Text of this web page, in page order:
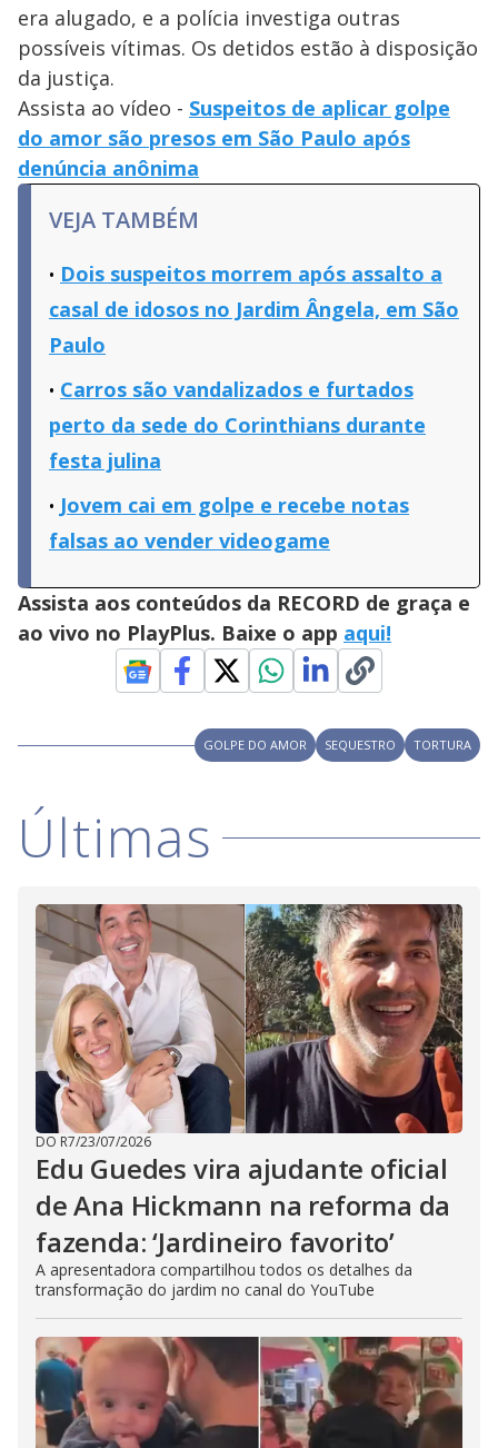
era alugado, e a polícia investiga outras
possíveis vítimas. Os detidos estão à disposição
da justiça.
Assista ao vídeo - Suspeitos de aplicar golpe
do amor são presos em São Paulo após
denúncia anônima
VEJA TAMBÉM
Dois suspeitos morrem após assalto a
casal de idosos no Jardim Ângela, em São
Paulo
Carros são vandalizados e furtados
perto da sede do Corinthians durante
festa julina
Jovem cai em golpe e recebe notas
falsas ao vender videogame
Assista aos conteúdos da RECORD de graça e
ao vivo no PlayPlus. Baixe o app aqui!
GOLPE DO AMOR SEQUESTRO TORTURA
Últimas
DO R7/23/07/2026
Edu Guedes vira ajudante oficial
de Ana Hickmann na reforma da
fazenda: ‘Jardineiro favorito’
A apresentadora compartilhou todos os detalhes da
transformação do jardim no canal do YouTube